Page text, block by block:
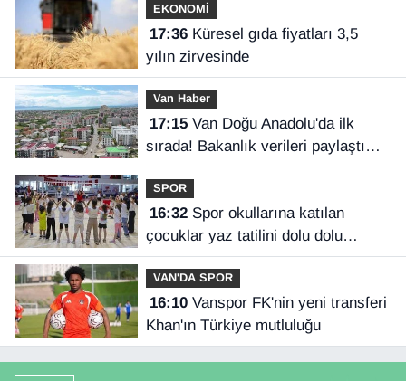
EKONOMİ
17:36Küresel gıda fiyatları 3,5
yılın zirvesinde
Van Haber
17:15Van Doğu Anadolu'da ilk
sırada! Bakanlık verileri paylaştı…
SPOR
16:32Spor okullarına katılan
çocuklar yaz tatilini dolu dolu
geçiriyor
VAN'DA SPOR
16:10Vanspor FK'nin yeni transferi
Khan'ın Türkiye mutluluğu